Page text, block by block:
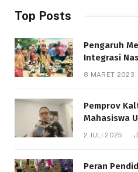
Top Posts
Pengaruh
Integrasi
8 MARET 2023
Pemprov
Mahasiswa
Bantuan
2 JULI 2025
Peran